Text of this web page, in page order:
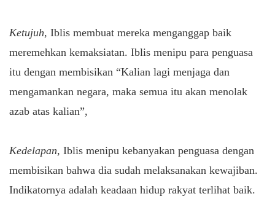
Ketujuh, Iblis membuat mereka menganggap baik
meremehkan kemaksiatan. Iblis menipu para penguasa
itu dengan membisikan “Kalian lagi menjaga dan
mengamankan negara, maka semua itu akan menolak
azab atas kalian”,
Kedelapan, Iblis menipu kebanyakan penguasa dengan
membisikan bahwa dia sudah melaksanakan kewajiban.
Indikatornya adalah keadaan hidup rakyat terlihat baik.